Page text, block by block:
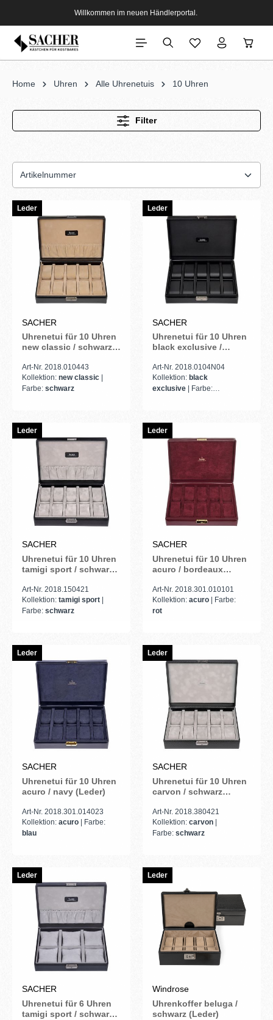
Willkommen im neuen Händlerportal.
Home Uhren Alle Uhrenetuis 10 Uhren
Filter
Leder
SACHER
Uhrenetui für 10 Uhren
new classic / schwarz
Art-Nr. 2018.010443
Kollektion: new classic
Farbe: schwarz
Leder
SACHER
Uhrenetui für 10 Uhren
black exclusive /
Art-Nr. 2018.0104N04
Kollektion: black
exclusive
| Farbe:
Leder
SACHER
Uhrenetui für 10 Uhren
tamigi sport / schwarz
Art-Nr. 2018.150421
Kollektion: tamigi sport
Farbe: schwarz
Leder
SACHER
Uhrenetui für 10 Uhren
acuro / bordeaux
Art-Nr. 2018.301.010101
Kollektion: acuro
| Farbe:
rot
Leder
SACHER
Uhrenetui für 10 Uhren
acuro / navy (Leder)
Art-Nr. 2018.301.014023
Kollektion: acuro
| Farbe:
blau
Leder
SACHER
Uhrenetui für 10 Uhren
carvon / schwarz
Art-Nr. 2018.380421
Kollektion: carvon
Farbe: schwarz
Leder
SACHER
Uhrenetui für 6 Uhren
tamigi sport / schwarz
Leder
Windrose
Uhrenkoffer beluga /
schwarz (Leder)